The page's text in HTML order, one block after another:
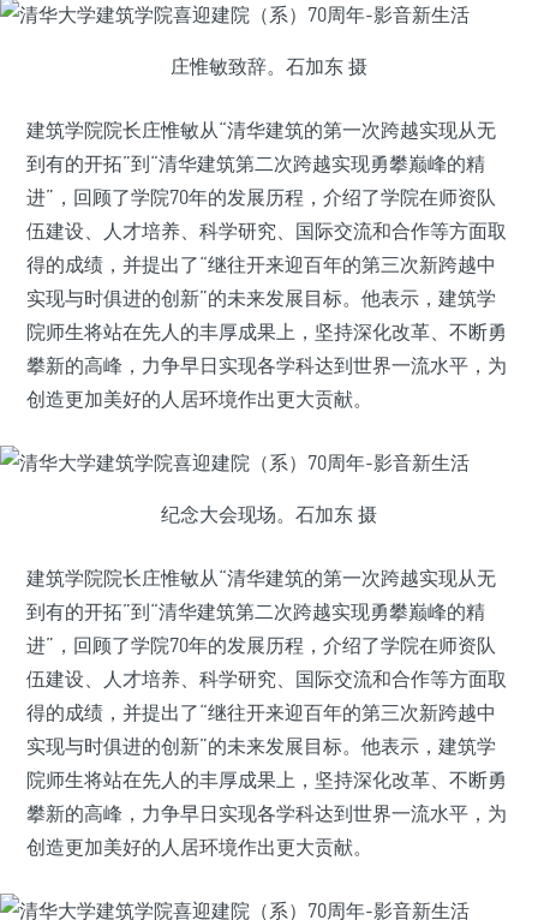
庄惟敏致辞。石加东 摄
建筑学院院长庄惟敏从“清华建筑的第一次跨越实现从无
到有的开拓”到“清华建筑第二次跨越实现勇攀巅峰的精
进”，回顾了学院70年的发展历程，介绍了学院在师资队
伍建设、人才培养、科学研究、国际交流和合作等方面取
得的成绩，并提出了“继往开来迎百年的第三次新跨越中
实现与时俱进的创新”的未来发展目标。他表示，建筑学
院师生将站在先人的丰厚成果上，坚持深化改革、不断勇
攀新的高峰，力争早日实现各学科达到世界一流水平，为
创造更加美好的人居环境作出更大贡献。
纪念大会现场。石加东 摄
建筑学院院长庄惟敏从“清华建筑的第一次跨越实现从无
到有的开拓”到“清华建筑第二次跨越实现勇攀巅峰的精
进”，回顾了学院70年的发展历程，介绍了学院在师资队
伍建设、人才培养、科学研究、国际交流和合作等方面取
得的成绩，并提出了“继往开来迎百年的第三次新跨越中
实现与时俱进的创新”的未来发展目标。他表示，建筑学
院师生将站在先人的丰厚成果上，坚持深化改革、不断勇
攀新的高峰，力争早日实现各学科达到世界一流水平，为
创造更加美好的人居环境作出更大贡献。